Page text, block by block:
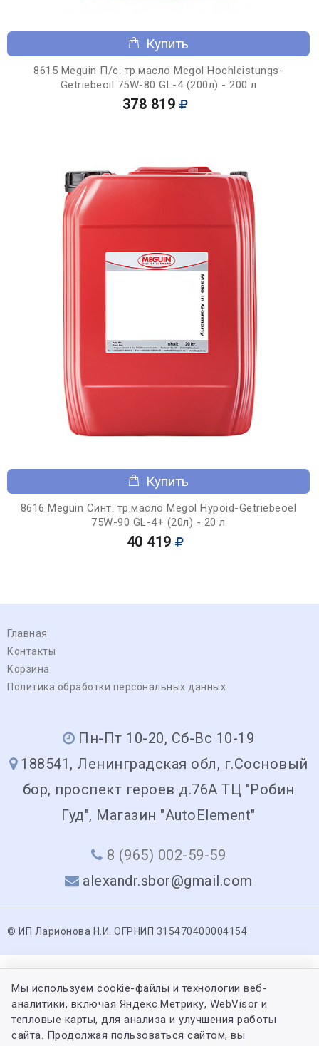
Купить
8615 Meguin П/с. тр.масло Megol Hochleistungs-
Getriebeoil 75W-80 GL-4 (200л) - 200 л
378 819
Купить
8616 Meguin Синт. тр.масло Megol Hypoid-Getriebeoel
75W-90 GL-4+ (20л) - 20 л
40 419
Главная
Контакты
Корзина
Политика обработки персональных данных
Пн-Пт 10-20, Сб-Вс 10-19
188541, Ленинградская обл, г.Сосновый
бор, проспект героев д.76А ТЦ "Робин
Гуд", Магазин "AutoElement"
8 (965) 002-59-59
alexandr.sbor@gmail.com
© ИП Ларионова Н.И. ОГРНИП 315470400004154
Мы используем cookie-файлы и технологии веб-
аналитики, включая Яндекс.Метрику, WebVisor и
тепловые карты, для анализа и улучшения работы
сайта. Продолжая пользоваться сайтом, вы